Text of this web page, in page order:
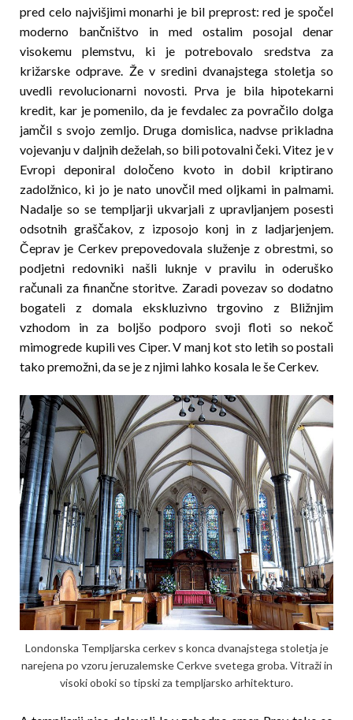
pred celo najvišjimi monarhi je bil preprost: red je spočel
moderno banč­ništ­vo in med ostalim posojal denar
visokemu plemstvu, ki je potrebovalo sredstva za
križarske odprave. Že v sredini dvanajstega stoletja so
uvedli revolucionarni novosti. Prva je bila hipotekarni
kredit, kar je pomenilo, da je fevdalec za povračilo dolga
jamčil s svojo zemljo. Druga domislica, nadvse prikladna
vojevanju v daljnih deželah, so bili potovalni čeki. Vitez je v
Evropi deponiral določeno kvoto in dobil kriptirano
zadolžnico, ki jo je nato unovčil med oljkami in palmami.
Nadalje so se templjarji ukvarjali z upravljanjem posesti
odsotnih graščakov, z izposojo konj in z ladjar­jenjem.
Čeprav je Cerkev prepovedovala služenje z obrestmi, so
podjetni redovniki našli luknje v pravilu in oderuško
računali za finančne storitve. Zaradi pove­zav so dodatno
bogateli z domala ekskluzivno trgovino z Bližnjim
vzhodom in za boljšo podporo svoji floti so nekoč
mimogrede kupili ves Ciper. V manj kot sto letih so postali
tako premožni, da se je z njimi lahko kosala le še Cerkev.
Londonska Templjarska cerkev s konca dvanajs­tega stoletja je
narejena po vzoru jeruzalemske Cerk­ve svetega groba. Vitraži in
visoki oboki so tipski za templjarsko arhitekturo.